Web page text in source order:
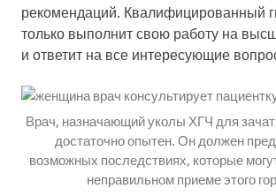
рекомендаций. Квалифицированный
только выполнит свою работу на
и ответит на все интересующие
Врач, назначающий уколы ХГЧ для
достаточно опытен. Он должен
возможных последствиях, которые
неправильном приеме этого